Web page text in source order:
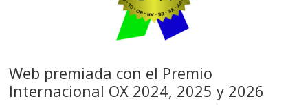
Web premiada con el Premio
Internacional OX 2024, 2025 y 2026